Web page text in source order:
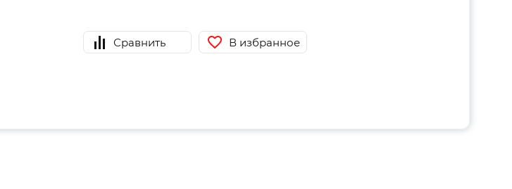
Сравнить В избранное